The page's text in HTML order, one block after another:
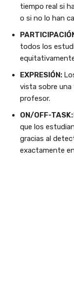
tiempo real si
o si no lo han
todos los
EXPRESIÓN:
vista sobre una
profesor.
ON/OFF-TASK:
que los
gracias al
exactamente